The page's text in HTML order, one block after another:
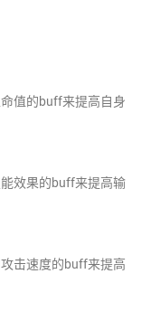
值的buff来提高自身
效果的buff来提高输
击速度的buff来提高